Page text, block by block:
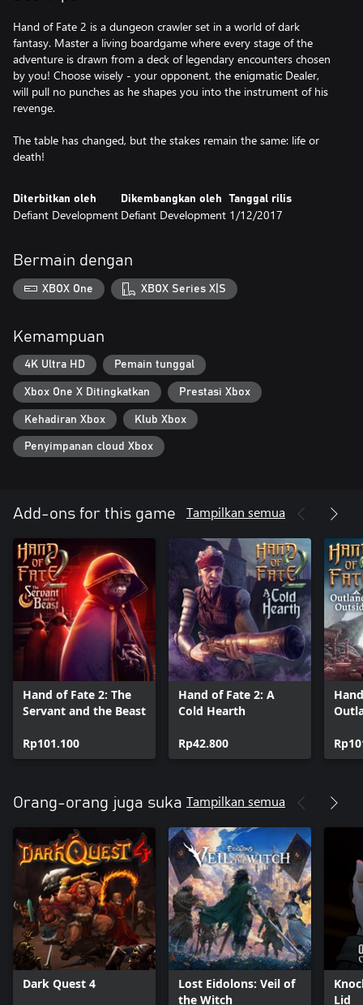
Hand of Fate 2 is a dungeon crawler set in a world of dark
fantasy. Master a living boardgame where every stage of the
adventure is drawn from a deck of legendary encounters chosen
by you! Choose wisely - your opponent, the enigmatic Dealer,
will pull no punches as he shapes you into the instrument of his
revenge.
The table has changed, but the stakes remain the same: life or
death!
Diterbitkan oleh
Defiant Development
Dikembangkan oleh
Defiant Development
Tanggal rilis
1/12/2017
Bermain dengan
XBOX One XBOX Series X|S
Kemampuan
4K Ultra HD Pemain tunggal
Xbox One X Ditingkatkan Prestasi Xbox
Kehadiran Xbox Klub Xbox
Penyimpanan cloud Xbox
Add-ons for this game Tampilkan semua
Hand of Fate 2: The
Servant and the Beast
Rp101.100
Hand of Fate 2: A
Cold Hearth
Rp42.800
Orang-orang juga suka Tampilkan semua
Dark Quest 4
Lost Eidolons: Veil of
the Witch
Lid